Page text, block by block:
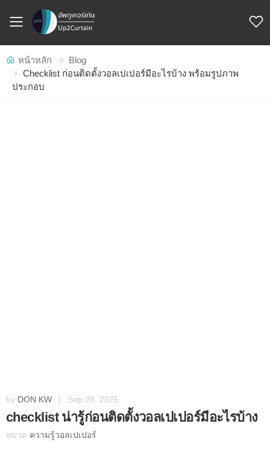
Toggle mobile menu
หน้าหลัก
Blog
Checklist ก่อนติดตั้งวอลเปเปอร์มีอะไรบ้าง พร้อมรูปภาพ
ประกอบ
by DON KW | Sep 28, 2025
checklist น่ารู้ก่อนติดตั้งวอลเปเปอร์มีอะไรบ้าง
หมวด ความรู้วอลเปเปอร์